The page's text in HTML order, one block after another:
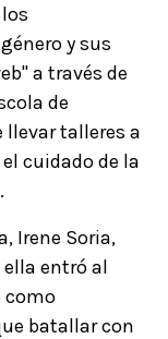
y sus
a través de
de
llevar talleres a
cuidado de la
Irene Soria,
entró al
como
batallar con